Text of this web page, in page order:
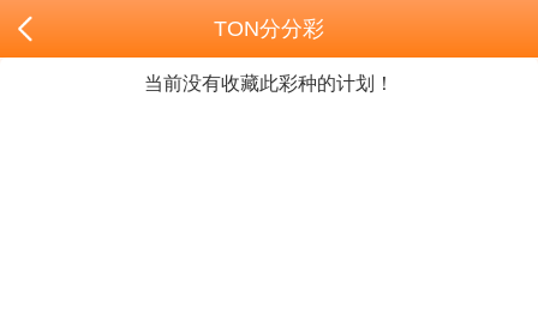
TON分分彩
当前没有收藏此彩种的计划！